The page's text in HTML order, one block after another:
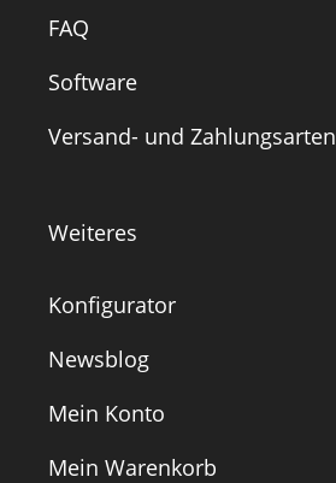
FAQ
Software
Versand- und Zahlungsarten
Weiteres
Konfigurator
Newsblog
Mein Konto
Mein Warenkorb